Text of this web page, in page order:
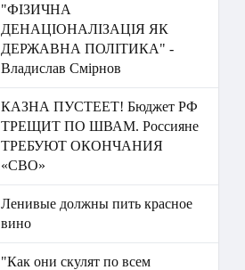
"ФІЗИЧНА
ДЕНАЦІОНАЛІЗАЦІЯ ЯК
ДЕРЖАВНА ПОЛІТИКА" -
Владислав Смірнов
КАЗНА ПУСТЕЕТ! Бюджет РФ
ТРЕЩИТ ПО ШВАМ. Россияне
ТРЕБУЮТ ОКОНЧАНИЯ
«СВО»
Ленивые должны пить красное
вино
"Как они скулят по всем